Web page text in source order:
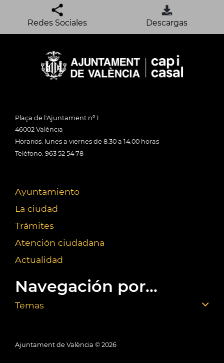
Redes Sociales Descargas
Plaça de l'Ajuntament nº 1
46002 València
Horarios: lunes a viernes de 8:30 a 14:00 horas
Teléfono: 963 52 54 78
Ayuntamiento
La ciudad
Trámites
Atención ciudadana
Actualidad
Navegación por...
Temas
Ajuntament de València © 2026